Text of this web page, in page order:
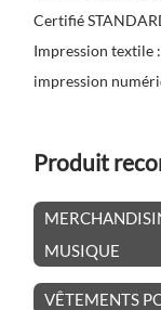
Certifié
Impression textile
impression
Produit
MUSIQUE
VÊTEMENTS